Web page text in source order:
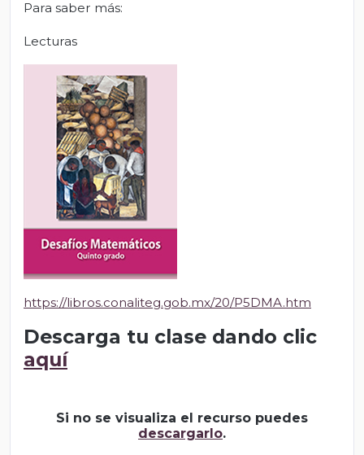
Para saber más:
Lecturas
https://libros.conaliteg.gob.mx/20/P5DMA.htm
Descarga tu clase dando clic
aquí
Si no se visualiza el recurso puedes
descargarlo.